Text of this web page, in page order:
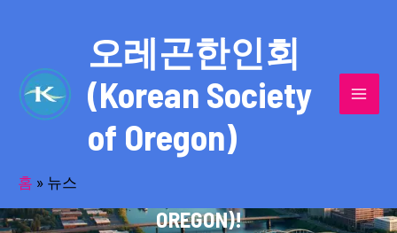
오레곤한인회
(Korean Society
of Oregon)
홈 » 뉴스
반세기의 세월을 품고 동포사회를 섬겨온
오레곤한인회(KOREAN SOCIETY OF
OREGON)!